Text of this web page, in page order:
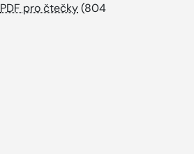
PDF pro čtečky(804